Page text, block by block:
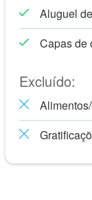
barcelonianos
um passeio
apreciando o
bem como um
Montjuïc e o
ecológico
Aluguel
Capas de
Excluído: